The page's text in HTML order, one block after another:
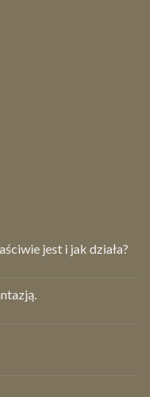
jest i jak działa?